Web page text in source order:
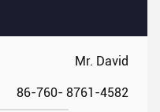
Mr. David
86-760- 8761-4582